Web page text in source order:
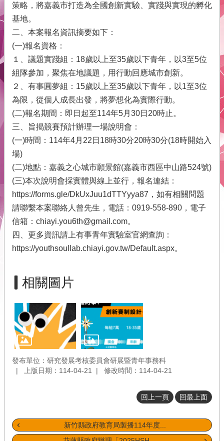
青
年
事
務
本
會
介
紹
網
導
覽
回
首
頁
English
市
首
圖
隱
私
策
策略，將嘉義市打造為全國創新實驗、實踐與實現的孵化
基地。
二、本案報名資訊摘要如下：
(一)報名資格：
１、議題實踐組：18歲以上至35歲以下青年，以3至5位
組隊參加，聚焦在地議題，用行動回應城市創新。
２、有事圓夢組：15歲以上至35歲以下青年，以1至3位
為限，從個人成長出發，將夢想化為實際行動。
(二)報名期間：即日起至114年5月30日20時止。
三、旨揭競賽預計辦理一場說明會：
(一)時間：114年4月22日18時30分20時30分(18時開始入
場)
(二)地點：嘉義之心城市願景館(嘉義市西區中山路524號)
(三)本次說明會採實體與線上並行，報名連結：
https://forms.gle/DkUxJuu1dTTYyya87，如有相關問題
請聯繫本案聯絡人曾先生，電話：0919-558-890，電子
信箱：chiayi.you6th@gmail.com。
四、更多資訊請上有事青年實驗室官網查詢：
https://youthsoullab.chiayi.gov.tw/Default.aspx。
相關圖片
發布單位：研究發展考核委員會研展暨青年事務科
上版日期：114-04-21
修改時間：114-04-21
回上一頁 回最上面
新竹縣政府教育局製播114年度...